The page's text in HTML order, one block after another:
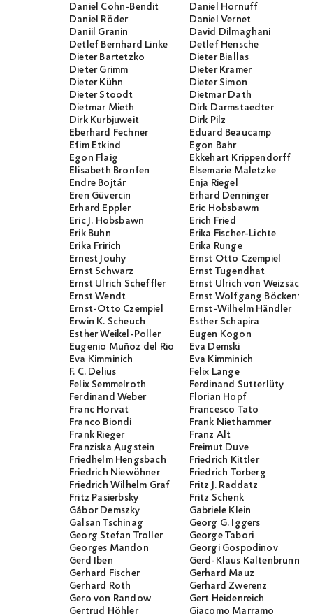
Daniel Cohn-Bendit
Daniel Hornuff
Daniel Röder
Daniel Vernet
Daniil Granin
David Dilmaghani
Detlef Bernhard Linke
Detlef Hensche
Dieter Bartetzko
Dieter Biallas
Dieter Grimm
Dieter Kramer
Dieter Kühn
Dieter Simon
Dieter Stoodt
Dietmar Dath
Dietmar Mieth
Dirk Darmstaedter
Dirk Kurbjuweit
Dirk Pilz
Eberhard Fechner
Eduard Beaucamp
Efim Etkind
Egon Bahr
Egon Flaig
Ekkehart Krippendorff
Elisabeth Bronfen
Elsemarie Maletzke
Endre Bojtár
Enja Riegel
Eren Güvercin
Erhard Denninger
Erhard Eppler
Eric Hobsbawm
Eric J. Hobsbawn
Erich Fried
Erik Buhn
Erika Fischer-Lichte
Erika Fririch
Erika Runge
Ernest Jouhy
Ernst Otto Czempiel
Ernst Schwarz
Ernst Tugendhat
Ernst Ulrich Scheffler
Ernst Ulrich von Weizsäcker
Ernst Wendt
Ernst Wolfgang
Ernst-Otto Czempiel
Ernst-Wilhelm Händler
Erwin K. Scheuch
Esther Schapira
Esther Weikel-Poller
Eugen Kogon
Eugenio Muñoz del Rio
Eva Demski
Eva Kimminich
Eva Kimminich
F. C. Delius
Felix Lange
Felix Semmelroth
Ferdinand Sutterlüty
Ferdinand Weber
Florian Hopf
Franc Horvat
Francesco Tato
Franco Biondi
Frank Niethammer
Frank Rieger
Franz Alt
Franziska Augstein
Freimut Duve
Friedhelm Hengsbach
Friedrich Kittler
Friedrich Niewöhner
Friedrich Torberg
Friedrich Wilhelm Graf
Fritz J. Raddatz
Fritz Pasierbsky
Fritz Schenk
Gábor Demszky
Gabriele Klein
Galsan Tschinag
Georg G. Iggers
Georg Stefan Troller
George Tabori
Georges Mandon
Georgi Gospodinov
Gerd Iben
Gerd-Klaus Kaltenbrunner
Gerhard Fischer
Gerhard Mauz
Gerhard Roth
Gerhard Zwerenz
Gero von Randow
Gert Heidenreich
Gertrud Höhler
Giacomo Marramo